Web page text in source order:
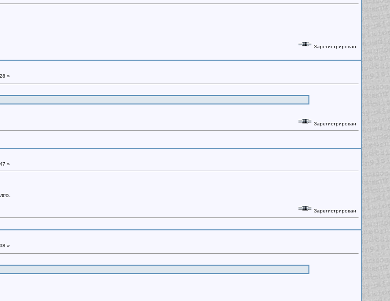
Зарегистрирован
»
Зарегистрирован
»
Зарегистрирован
»